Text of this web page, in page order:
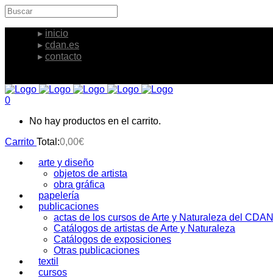
inicio
cdan.es
contacto
0
No hay productos en el carrito.
Carrito Total:0,00€
arte y diseño
objetos de artista
obra gráfica
papelería
publicaciones
actas de los cursos de Arte y Naturaleza del CDAN
Catálogos de artistas de Arte y Naturaleza
Catálogos de exposiciones
Otras publicaciones
textil
cursos